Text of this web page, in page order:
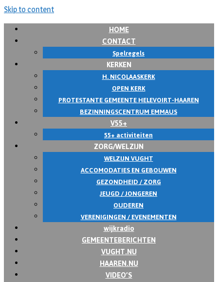
Skip to content
HOME
CONTACT
Spelregels
KERKEN
H. NICOLAASKERK
OPEN KERK
PROTESTANTE GEMEENTE HELEVOIRT-HAAREN
BEZINNINGSCENTRUM EMMAUS
V55+
55+ activiteiten
ZORG/WELZIJN
WELZIJN VUGHT
ACCOMODATIES EN GEBOUWEN
GEZONDHEID / ZORG
JEUGD / JONGEREN
OUDEREN
VERENIGINGEN / EVENEMENTEN
wijkradio
GEMEENTEBERICHTEN
VUGHT.NU
HAAREN.NU
VIDEO’S